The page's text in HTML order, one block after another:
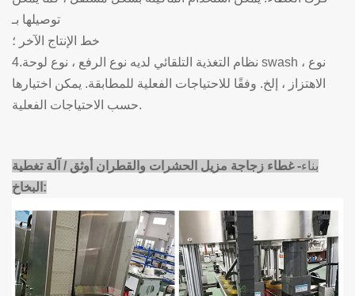
توصيلها بـ
خط الإنتاج الآخر ؛
4.نظام التغذية التلقائي لديه نوع الرفع ، نوع لوحة swash ، نوع
الاهتزاز ، إلخ. وفقًا للاحتياجات الفعلية للمطابقة. يمكن اختيارها
حسب الاحتياجات الفعلية.
بناء- غطاء زجاجة مزيل الحشرات والقطران أوثق / آلة تغطية
البخاخ: